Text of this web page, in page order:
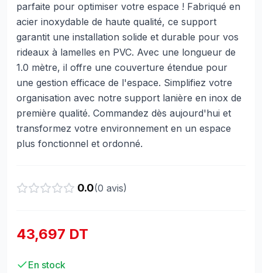
parfaite pour optimiser votre espace ! Fabriqué en
acier inoxydable de haute qualité, ce support
garantit une installation solide et durable pour vos
rideaux à lamelles en PVC. Avec une longueur de
1.0 mètre, il offre une couverture étendue pour
une gestion efficace de l'espace. Simplifiez votre
organisation avec notre support lanière en inox de
première qualité. Commandez dès aujourd'hui et
transformez votre environnement en un espace
plus fonctionnel et ordonné.
0.0(0 avis)
43,697 DT
En stock